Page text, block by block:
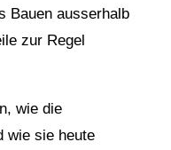
Bauen ausserhalb
zur Regel
wie die
wie sie heute